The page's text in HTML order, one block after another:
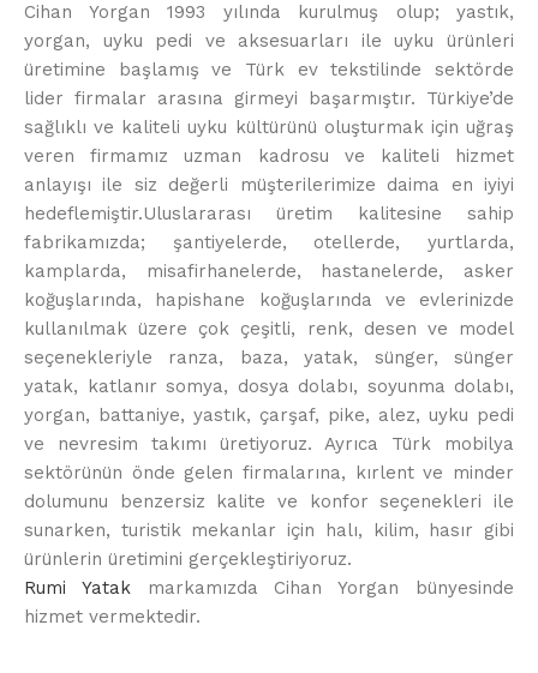
Cihan Yorgan 1993 yılında kurulmuş olup; yastık,
yorgan, uyku pedi ve aksesuarları ile uyku ürünleri
üretimine başlamış ve Türk ev tekstilinde sektörde
lider firmalar arasına girmeyi başarmıştır. Türkiye’de
sağlıklı ve kaliteli uyku kültürünü oluşturmak için uğraş
veren firmamız uzman kadrosu ve kaliteli hizmet
anlayışı ile siz değerli müşterilerimize daima en iyiyi
hedeflemiştir.Uluslararası üretim kalitesine sahip
fabrikamızda; şantiyelerde, otellerde, yurtlarda,
kamplarda, misafirhanelerde, hastanelerde, asker
koğuşlarında, hapishane koğuşlarında ve evlerinizde
kullanılmak üzere çok çeşitli, renk, desen ve model
seçenekleriyle ranza, baza, yatak, sünger, sünger
yatak, katlanır somya, dosya dolabı, soyunma dolabı,
yorgan, battaniye, yastık, çarşaf, pike, alez, uyku pedi
ve nevresim takımı üretiyoruz. Ayrıca Türk mobilya
sektörünün önde gelen firmalarına, kırlent ve minder
dolumunu benzersiz kalite ve konfor seçenekleri ile
sunarken, turistik mekanlar için halı, kilim, hasır gibi
ürünlerin üretimini gerçekleştiriyoruz.
Rumi Yatakmarkamızda Cihan Yorgan bünyesinde
hizmet vermektedir.